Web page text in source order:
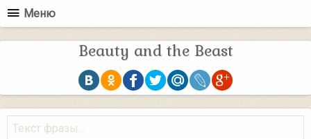
Меню
Beauty and the Beast